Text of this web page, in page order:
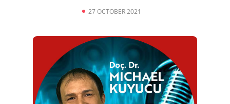
27 OCTOBER 2021